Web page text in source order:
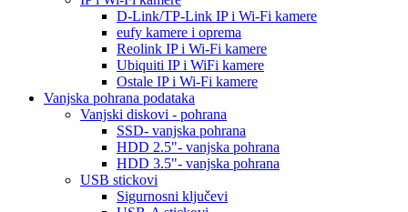
D-Link/TP-Link IP i Wi-Fi kamere
eufy kamere i oprema
Reolink IP i Wi-Fi kamere
Ubiquiti IP i WiFi kamere
Ostale IP i Wi-Fi kamere
Vanjska pohrana podataka
Vanjski diskovi - pohrana
SSD- vanjska pohrana
HDD 2.5"- vanjska pohrana
HDD 3.5"- vanjska pohrana
USB stickovi
Sigurnosni ključevi